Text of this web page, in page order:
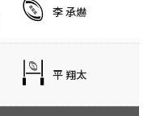
李 承爀
平 翔太